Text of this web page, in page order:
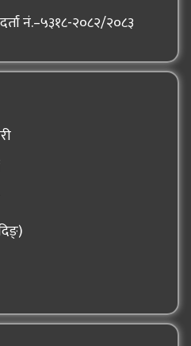
नं.–५३१८-२०८२/२०८३